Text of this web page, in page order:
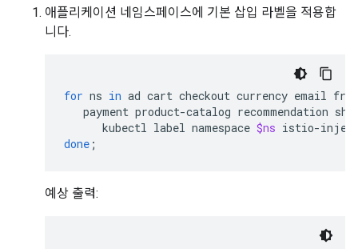
애플리케이션 네임스페이스에 기본 삽입 라벨을 적용합
니다.
for ns in ad cart checkout currency email
payment product-catalog recommendation
kubectl label namespace $ns istio-
done ;
예상 출력: